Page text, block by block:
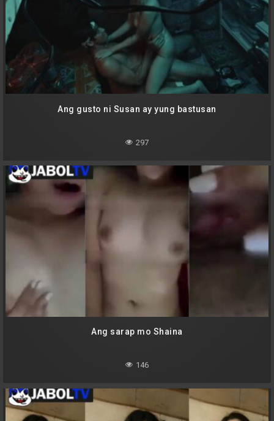
Ang gusto ni Susan ay yung bastusan
297
Ang sarap mo Shaina
146